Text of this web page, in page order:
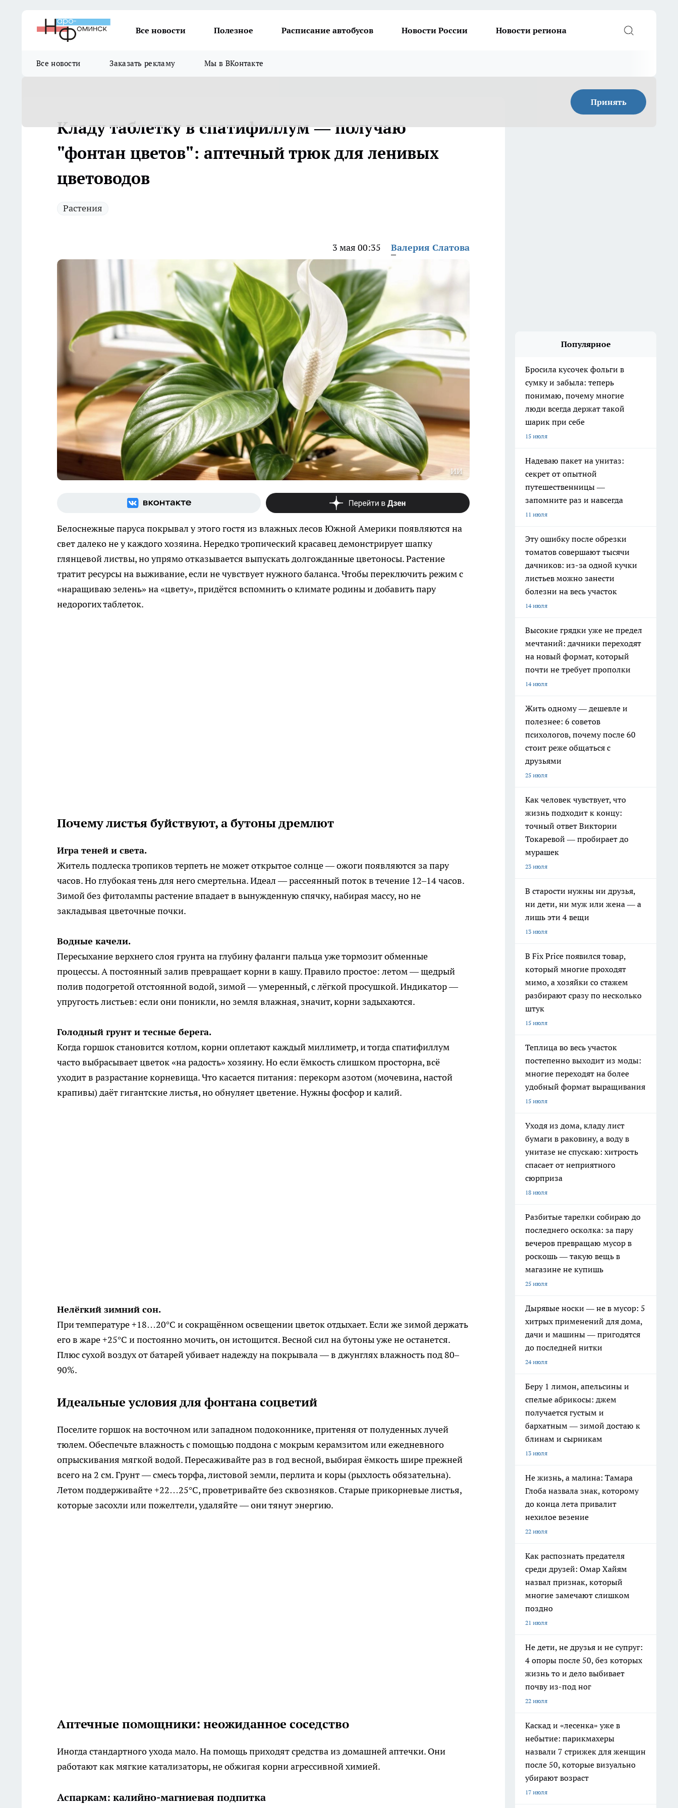
Все новости Полезное Расписание автобусов Новости России Новости региона
Все новости Заказать рекламу Мы в ВКонтакте
Принять
Кладу таблетку в спатифиллум — получаю
"фонтан цветов": аптечный трюк для ленивых
цветоводов
Растения
3 мая 00:35 Валерия Слатова
ИИ
Белоснежные паруса покрывал у этого гостя из влажных лесов Южной Америки появляются на
свет далеко не у каждого хозяина. Нередко тропический красавец демонстрирует шапку
глянцевой листвы, но упрямо отказывается выпускать долгожданные цветоносы. Растение
тратит ресурсы на выживание, если не чувствует нужного баланса. Чтобы переключить режим с
«наращиваю зелень» на «цвету», придётся вспомнить о климате родины и добавить пару
недорогих таблеток.
Почему листья буйствуют, а бутоны дремлют
Игра теней и света.
Житель подлеска тропиков терпеть не может открытое солнце — ожоги появляются за пару
часов. Но глубокая тень для него смертельна. Идеал — рассеянный поток в течение 12–14 часов.
Зимой без фитолампы растение впадает в вынужденную спячку, набирая массу, но не
закладывая цветочные почки.
Водные качели.
Пересыхание верхнего слоя грунта на глубину фаланги пальца уже тормозит обменные
процессы. А постоянный залив превращает корни в кашу. Правило простое: летом — щедрый
полив подогретой отстоянной водой, зимой — умеренный, с лёгкой просушкой. Индикатор —
упругость листьев: если они поникли, но земля влажная, значит, корни задыхаются.
Голодный грунт и тесные берега.
Когда горшок становится котлом, корни оплетают каждый миллиметр, и тогда спатифиллум
часто выбрасывает цветок «на радость» хозяину. Но если ёмкость слишком просторна, всё
уходит в разрастание корневища. Что касается питания: перекорм азотом (мочевина, настой
крапивы) даёт гигантские листья, но обнуляет цветение. Нужны фосфор и калий.
Нелёгкий зимний сон.
При температуре +18…20°C и сокращённом освещении цветок отдыхает. Если же зимой держать
его в жаре +25°C и постоянно мочить, он истощится. Весной сил на бутоны уже не останется.
Плюс сухой воздух от батарей убивает надежду на покрывала — в джунглях влажность под 80–
90%.
Идеальные условия для фонтана соцветий
Поселите горшок на восточном или западном подоконнике, притеняя от полуденных лучей
тюлем. Обеспечьте влажность с помощью поддона с мокрым керамзитом или ежедневного
опрыскивания мягкой водой. Пересаживайте раз в год весной, выбирая ёмкость шире прежней
всего на 2 см. Грунт — смесь торфа, листовой земли, перлита и коры (рыхлость обязательна).
Летом поддерживайте +22…25°C, проветривайте без сквозняков. Старые прикорневые листья,
которые засохли или пожелтели, удаляйте — они тянут энергию.
Аптечные помощники: неожиданное соседство
Иногда стандартного ухода мало. На помощь приходят средства из домашней аптечки. Они
работают как мягкие катализаторы, не обжигая корни агрессивной химией.
Аспаркам: калийно-магниевая подпитка
Популярное
Бросила кусочек фольги в
сумку и забыла: теперь
понимаю, почему многие
люди всегда держат такой
шарик при себе
15 июля
Надеваю пакет на унитаз:
секрет от опытной
путешественницы —
запомните раз и навсегда
11 июля
Эту ошибку после обрезки
томатов совершают тысячи
дачников: из-за одной кучки
листьев можно занести
болезни на весь участок
14 июля
Высокие грядки уже не предел
мечтаний: дачники переходят
на новый формат, который
почти не требует прополки
14 июля
Жить одному — дешевле и
полезнее: 6 советов
психологов, почему после 60
стоит реже общаться с
друзьями
25 июля
Как человек чувствует, что
жизнь подходит к концу:
точный ответ Виктории
Токаревой — пробирает до
мурашек
23 июля
В старости нужны ни друзья,
ни дети, ни муж или жена — а
лишь эти 4 вещи
13 июля
В Fix Price появился товар,
который многие проходят
мимо, а хозяйки со стажем
разбирают сразу по несколько
штук
15 июля
Теплица во весь участок
постепенно выходит из моды:
многие переходят на более
удобный формат выращивания
15 июля
Уходя из дома, кладу лист
бумаги в раковину, а воду в
унитазе не спускаю: хитрость
спасает от неприятного
сюрприза
18 июля
Разбитые тарелки собираю до
последнего осколка: за пару
вечеров превращаю мусор в
роскошь — такую вещь в
магазине не купишь
25 июля
Дырявые носки — не в мусор: 5
хитрых применений для дома,
дачи и машины — пригодятся
до последней нитки
24 июля
Беру 1 лимон, апельсины и
спелые абрикосы: джем
получается густым и
бархатным — зимой достаю к
блинам и сырникам
13 июля
Не жизнь, а малина: Тамара
Глоба назвала знак, которому
до конца лета привалит
нехилое везение
22 июля
Как распознать предателя
среди друзей: Омар Хайям
назвал признак, который
многие замечают слишком
поздно
21 июля
Не дети, не друзья и не супруг:
4 опоры после 50, без которых
жизнь то и дело выбивает
почву из-под ног
22 июля
Каскад и «лесенка» уже в
небытие: парикмахеры
назвали 7 стрижек для женщин
после 50, которые визуально
убирают возраст
17 июля